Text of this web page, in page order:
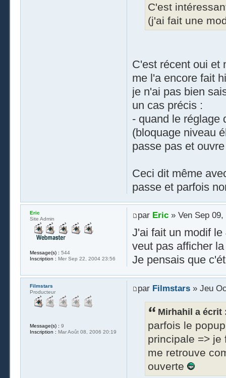
C'est
(j'ai fait une
C'est récent oui et
me l'a encore fait
je n'ai pas bien
un cas précis :
- quand le réglage
(bloquage niveau
passe pas et
Ceci dit même
passe et parfois
par Eric» Ven Sep 09,
J'ai fait un modif
veut pas afficher
Je pensais que
Eric
Site Admin
Message(s) : 544
Inscription : Mer Sep 22, 2004 23:56
par Filmstars» Jeu
Mirhahil a écrit
parfois le
principale => je
me retrouve
ouverte
Filmstars
Producteur
Message(s) : 9
Inscription : Mar Août 08, 2006 20:19